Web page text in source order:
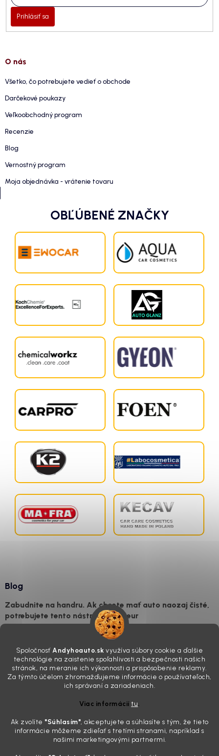
Spoločnosť Andyhoauto.sk využíva súbory cookie a ďalšie
technológie na zaistenie spoľahlivosti a bezpečnosti našich
stránok, na meranie ich výkonnosti a prispôsobenie reklamy.
Za týmto účelom zhromažďujeme informácie o používateľoch,
ich správaní a zariadeniach.
Viac informáciítu.
Ak zvolíte "Súhlasím", akceptujete a súhlasíte s tým, že tieto
informácie môžeme zdieľať s tretími stranami, napríklad s
našimi marketingovými partnermi.
Prihlásiť sa
O nás
Všetko, čo potrebujete vedieť o obchode
Darčekové poukazy
Veľkoobchodný program
Recenzie
Blog
Vernostný program
Moja objednávka - vrátenie tovaru
OBĽÚBENÉ ZNAČKY
Blog
Zabudnite na handru. Ak chcete mať auto naozaj čisté,
potrebujete tento nástroj za pár eur
„upratanom“ aute, no pri pohľade na palubnú dosku vás ide poraziť. V
mriežkach ventilácie, okolo tlačidiel a v švíkoch sedačiek na vás stále
drzo pozerá prach. Handra ani vysávač tam jednodu...
Detailing nemusí stáť výplatu: 5 kúskov autokozmetiky,
Sobotné ráno, káva v ruke a pred vami zaprášená kapota. Pre
niekoho nuda, pre nás najlepší relax. Lenže keď si v košíku spočítate
všetky tie fľaštičky, šampóny a utierky, výsledná suma vie poriadne